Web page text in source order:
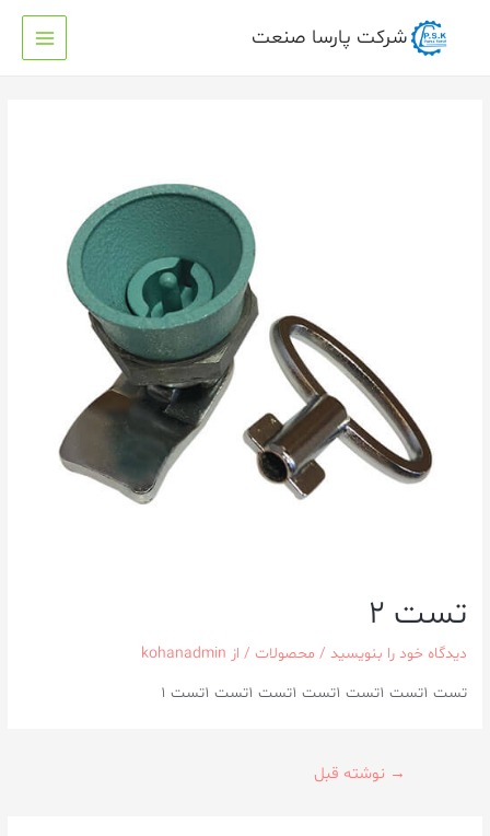
شرکت پارسا صنعت
تست 2
دیدگاه‌ خود را بنویسید / محصولات / از kohanadmin
تست 1تست 1تست 1تست 1تست 1تست 1تست 1
→ نوشته قبل